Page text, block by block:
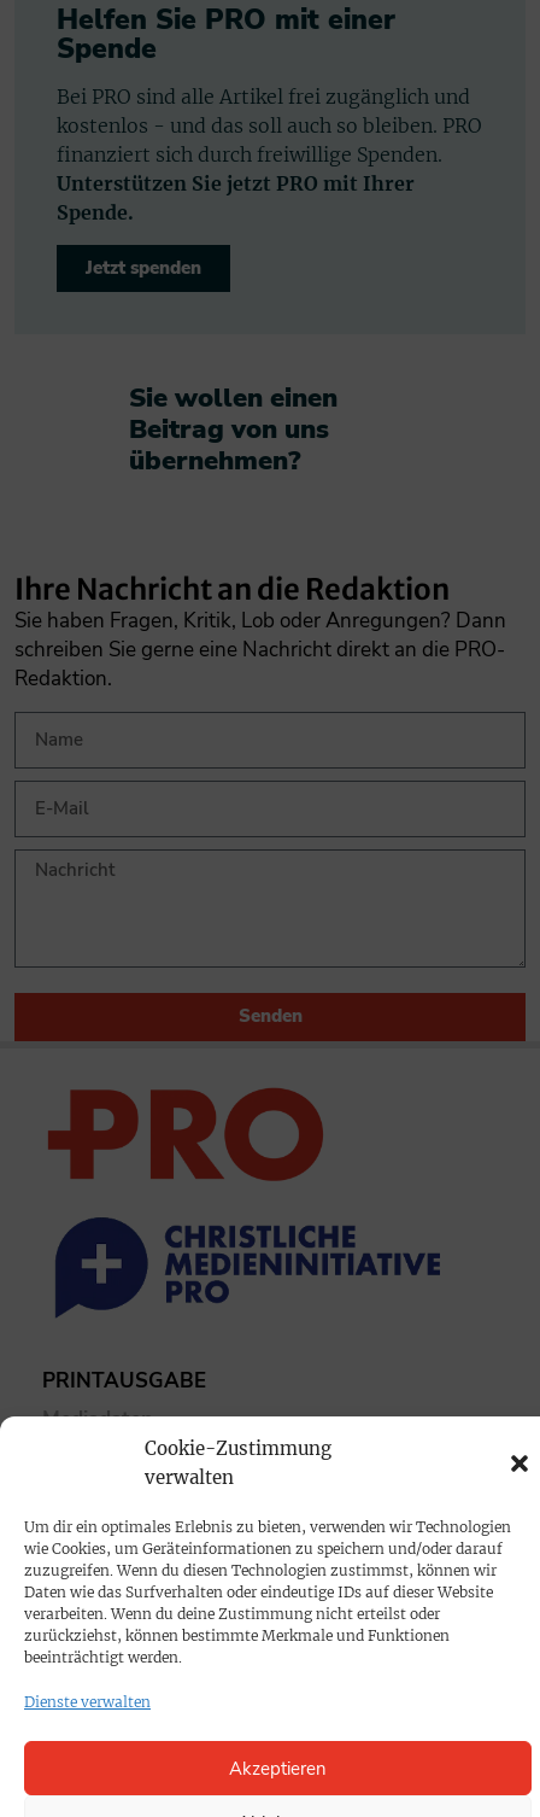
Cookie-Zustimmung
verwalten
Um dir ein optimales Erlebnis zu bieten, verwenden wir Technologien
wie Cookies, um Geräteinformationen zu speichern und/oder darauf
zuzugreifen. Wenn du diesen Technologien zustimmst, können wir
Daten wie das Surfverhalten oder eindeutige IDs auf dieser Website
verarbeiten. Wenn du deine Zustimmung nicht erteilst oder
zurückziehst, können bestimmte Merkmale und Funktionen
beeinträchtigt werden.
Dienste verwalten
Akzeptieren
Helfen Sie PRO mit einer
Spende
Bei PRO sind alle Artikel frei zugänglich und
kostenlos - und das soll auch so bleiben. PRO
finanziert sich durch freiwillige Spenden.
Unterstützen Sie jetzt PRO mit Ihrer
Spende.
Jetzt spenden
Sie wollen einen
Beitrag von uns
übernehmen?​
Ihre Nachricht an die Redaktion
Sie haben Fragen, Kritik, Lob oder Anregungen? Dann
schreiben Sie gerne eine Nachricht direkt an die PRO-
Redaktion.
Senden
PRINTAUSGABE
Mediadaten
PROKOMPAKT
Impressum
SPENDEN
Datenschutz
KONTAKT
Cookie-Richtlinie